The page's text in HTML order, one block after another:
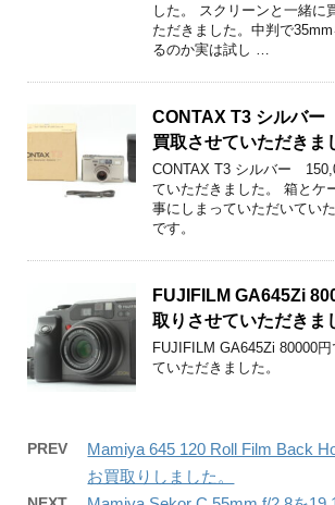
した。 スクリーンと一緒に
ただきました。中判で
るのか実は試し …
CONTAX T3 シルバ
買取させていただきま
CONTAX T3 シルバー
ていただきました。 箱とケ
事にしまっていただいてい
です。
FUJIFILM GA645Zi
取りさせていただき
FUJIFILM GA645Zi 80000
ていただきました。
PREV
Mamiya 645 120 Roll Film Back
お買取りしました。